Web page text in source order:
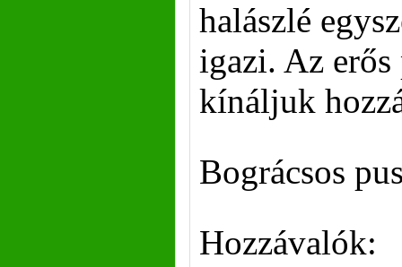
halászlé
igazi. Az
kínáljuk
Bográcsos
Hozzávalók: